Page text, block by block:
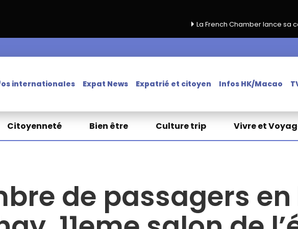
La French Chamber lance sa campagne de
internationales Expat News Expatrié et citoyen Infos HK/Macao
Citoyenneté Bien être Culture trip Vivre et
de passagers